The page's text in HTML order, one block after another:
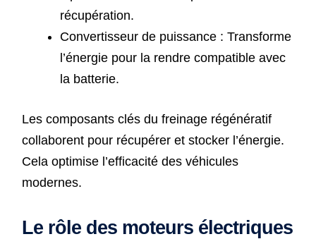
récupération.
Convertisseur de puissance : Transforme
l’énergie pour la rendre compatible avec
la batterie.
Les composants clés du freinage régénératif
collaborent pour récupérer et stocker l’énergie.
Cela optimise l’efficacité des véhicules
modernes.
Le rôle des moteurs électriques